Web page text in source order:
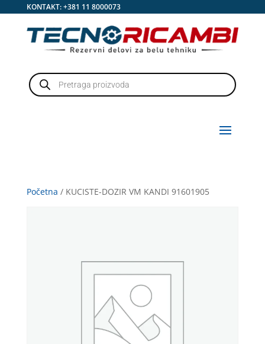
KONTAKT:+381 11 8000073
Products
search
Početna / KUCISTE-DOZIR VM KANDI 91601905